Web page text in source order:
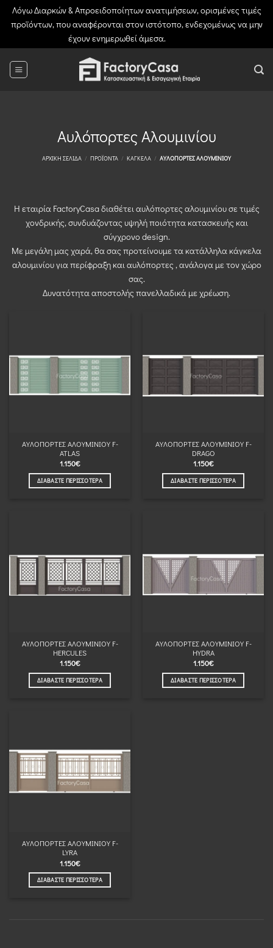
Λόγω Διαρκών & Απροειδοποίητων ανατιμήσεων, ορισμένες τιμές
προϊόντων, που αναφέρονται στον ιστότοπο, ενδεχομένως να μην
έχουν ενημερωθεί άμεσα.
Αυλόπορτες Αλουμινίου
ΑΡΧΙΚΉ ΣΕΛΊΔΑ / ΠΡΟΪΌΝΤΑ / ΚΆΓΚΕΛΑ / ΑΥΛΌΠΟΡΤΕΣ ΑΛΟΥΜΙΝΊΟΥ
Η εταιρία FactoryCasa διαθέτει αυλόπορτες αλουμινίου σε τιμές
χονδρικής, συνδυάζοντας υψηλή ποιότητα κατασκευής και
σύγχρονο design.
Με μεγάλη μας χαρά, θα σας προτείνουμε τα κατάλληλα κάγκελα
αλουμινίου για περίφραξη και αυλόπορτες , ανάλογα με τον χώρο
σας.
Δυνατότητα αποστολής πανελλαδικά με χρέωση.
ΑΥΛΟΠΟΡΤΕΣ ΑΛΟΥΜΙΝΙΟΥ F-
ATLAS
1.150€
ΔΙΑΒΆΣΤΕ ΠΕΡΙΣΣΌΤΕΡΑ
ΑΥΛΟΠΟΡΤΕΣ ΑΛΟΥΜΙΝΙΟΥ F-
DRAGO
1.150€
ΔΙΑΒΆΣΤΕ ΠΕΡΙΣΣΌΤΕΡΑ
ΑΥΛΟΠΟΡΤΕΣ ΑΛΟΥΜΙΝΙΟΥ F-
HERCULES
1.150€
ΔΙΑΒΆΣΤΕ ΠΕΡΙΣΣΌΤΕΡΑ
ΑΥΛΟΠΟΡΤΕΣ ΑΛΟΥΜΙΝΙΟΥ F-
HYDRA
1.150€
ΔΙΑΒΆΣΤΕ ΠΕΡΙΣΣΌΤΕΡΑ
ΑΥΛΟΠΟΡΤΕΣ ΑΛΟΥΜΙΝΙΟΥ F-
LYRA
1.150€
ΔΙΑΒΆΣΤΕ ΠΕΡΙΣΣΌΤΕΡΑ